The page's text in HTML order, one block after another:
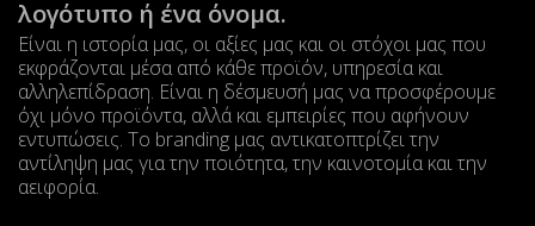
λογότυπο ή ένα όνομα.
Είναι η ιστορία μας, οι αξίες μας και οι στόχοι μας που
εκφράζονται μέσα από κάθε προϊόν, υπηρεσία και
αλληλεπίδραση. Είναι η δέσμευσή μας να προσφέρουμε
όχι μόνο προϊόντα, αλλά και εμπειρίες που αφήνουν
εντυπώσεις. Το branding μας αντικατοπτρίζει την
αντίληψη μας για την ποιότητα, την καινοτομία και την
αειφορία.